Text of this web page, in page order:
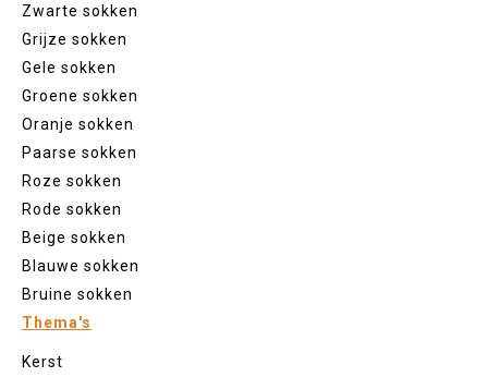
Zwarte sokken
Grijze sokken
Gele sokken
Groene sokken
Oranje sokken
Paarse sokken
Roze sokken
Rode sokken
Beige sokken
Blauwe sokken
Bruine sokken
Thema's
Kerst